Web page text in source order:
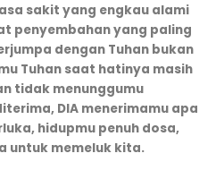
sakit yang engkau alami
penyembahan yang paling
dengan Tuhan bukan
Tuhan saat hatinya masih
tidak menunggumu
DIA menerimamu apa
hidupmu penuh dosa,
untuk memeluk kita.